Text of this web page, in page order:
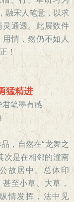
融宋人笔意，以求
通透。此展数件
情，然仍不如人
！
猛精进
笔墨有感
自然在“龙舞之
次是在相邻的潼南
故居中。总体印
至小草、大草，
情发挥，法中见